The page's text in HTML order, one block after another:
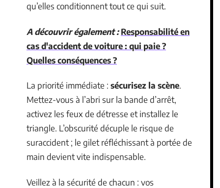
qu’elles conditionnent tout ce qui suit.
A découvrir également : Responsabilité en
cas d'accident de voiture : qui paie ?
Quelles conséquences ?
La priorité immédiate : sécurisez la scène.
Mettez-vous à l’abri sur la bande d’arrêt,
activez les feux de détresse et installez le
triangle. L’obscurité décuple le risque de
suraccident ; le gilet réfléchissant à portée de
main devient vite indispensable.
Veillez à la sécurité de chacun : vos